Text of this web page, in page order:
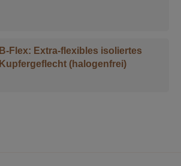
B-Flex: Extra-flexibles isoliertes
Kupfergeflecht (halogenfrei)